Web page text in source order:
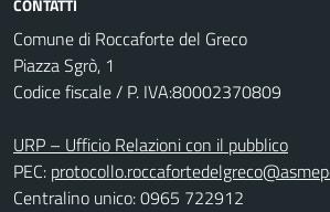
CONTATTI
Comune di Roccaforte del Greco
Piazza Sgrò, 1
Codice fiscale / P. IVA:80002370809
URP – Ufficio Relazioni con il pubblico
PEC:
Centralino unico: 0965 722912